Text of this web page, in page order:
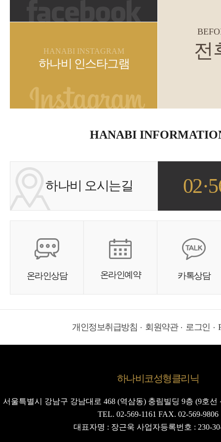
HANABI INSTAGRAM
하나비 인스타그램
전
HANABI
하나비 오시는길
온라인상담 온라인예약 카톡상담
개인정보취급방침 회원약관 로그인
하나비코성형클리닉
서울특별시 강남구 강남대로 468 (역삼동) 충림빌딩 9층 (9호
TEL. 02-569-1161 FAX. 02-569-9806
대표자명 : 장근욱 사업자등록번호 : 230-